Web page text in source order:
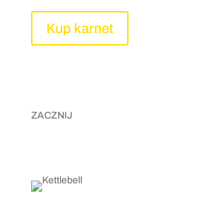
Kup karnet
ZACZNIJ